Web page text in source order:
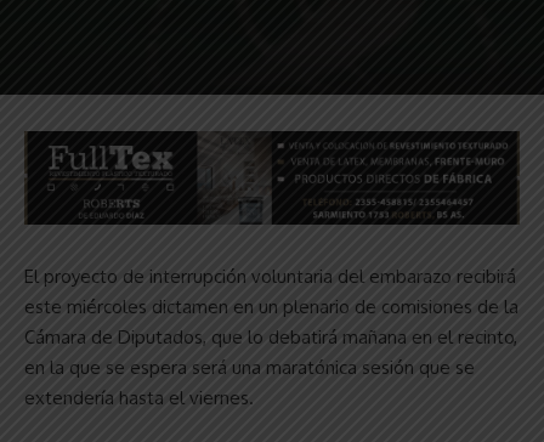
El proyecto de interrupción voluntaria del embarazo recibirá
este miércoles dictamen en un plenario de comisiones de la
Cámara de Diputados, que lo debatirá mañana en el recinto,
en la que se espera será una maratónica sesión que se
extendería hasta el viernes.